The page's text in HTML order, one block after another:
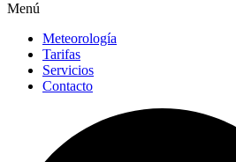
Menú
Meteorología
Tarifas
Servicios
Contacto